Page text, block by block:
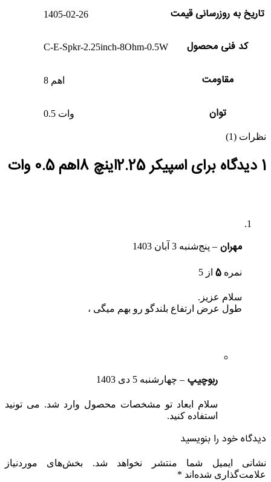
تاریخ به روزرسانی قیمت 1405-02-26
کد فنی محصول C-E-Spkr-2.25inch-8Ohm-0.5W
مقاومت 8 اهم
توان 0.5 وات
نظرات (1)
1 دیدگاه برای اسپیکر 2.25اینچ 8اهم 0.5 وات
مهران – پنج‌شنبه 3 آبان 1403
نمره 5 از 5
سلام عزیز.
طول عرض ارتفاع بلندگو رو بهم میگی ،
ربوچیپ – چهارشنبه 5 دی 1403
سلام ابعاد تو مشخصات محصول وارد شد. می تونید
استفاده کنید.
دیدگاه خود را بنویسید
نشانی ایمیل شما منتشر نخواهد شد.
بخش‌های موردنیاز
علامت‌گذاری شده‌اند *